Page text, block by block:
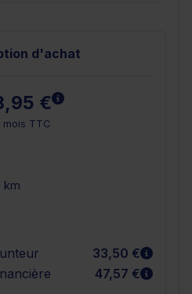
d'achat
€ En savoir plus
mois TTC
km
33,50 €
En
47,57 € En